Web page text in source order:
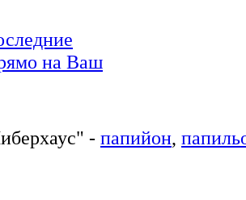
" - папийон,